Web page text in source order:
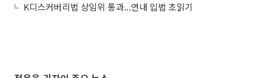
K디스커버리법 상임위 통과...연내 입법 초읽기